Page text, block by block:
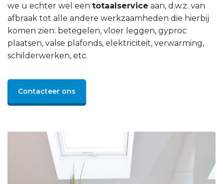
we u echter wel een totaalservice aan, d.w.z. van
afbraak tot alle andere werkzaamheden die hierbij
komen zien: betegelen, vloer leggen, gyproc
plaatsen, valse plafonds, elektriciteit, verwarming,
schilderwerken, etc.
Contacteer ons